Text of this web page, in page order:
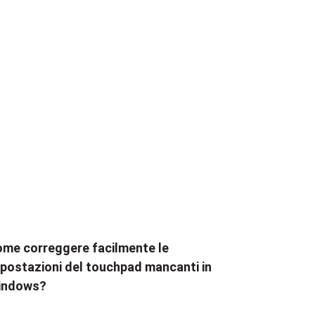
correggere facilmente le
del touchpad mancanti in